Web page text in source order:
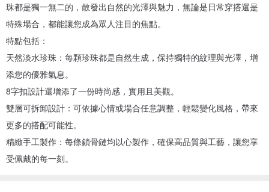
珠都是獨一無二的，散發出自然的光澤與魅力，無論是日常穿搭還是
特殊場合，都能讓您成為眾人注目的焦點。
特點包括：
天然淡水珍珠：每顆珍珠都是自然生成，保持獨特的紋理與光澤，增
添您的優雅氣息。
8字扣設計還增添了一份時尚感，實用且美觀。
雙層可拆卸設計：可依據心情或場合任意調整，輕鬆變化風格，帶來
更多的搭配可能性。
精緻手工製作：每條鎖骨鏈均以心製作，確保高品質與工藝，讓您享
受佩戴的每一刻。